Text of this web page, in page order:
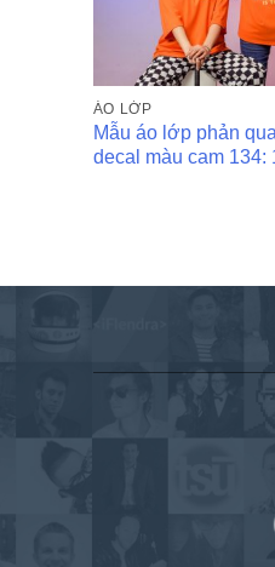
ÁO LỚP
Mẫu áo lớp phản
decal màu cam 134: